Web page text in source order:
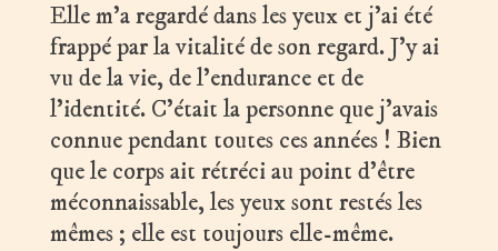
Elle m’a regardé dans les yeux et j’ai été
frappé par la vitalité de son regard. J’y ai
vu de la vie, de l’endurance et de
l’identité. C’était la personne que j’avais
connue pendant toutes ces années ! Bien
que le corps ait rétréci au point d’être
méconnaissable, les yeux sont restés les
mêmes ; elle est toujours elle-même.